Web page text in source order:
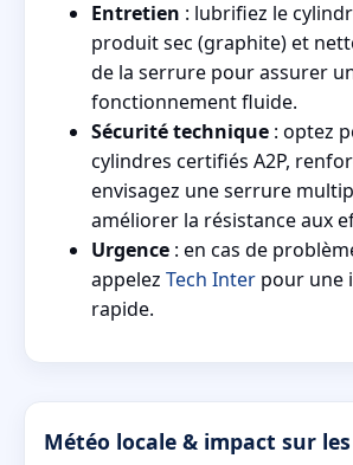
Entretien : lubrifiez le
produit sec (graphite) et
de la serrure pour assurer
fonctionnement fluide.
Sécurité technique : optez
cylindres certifiés A2P,
envisagez une serrure
améliorer la résistance aux
Urgence : en cas de
appelez Tech Inter pour une
rapide.
Météo locale & impact sur